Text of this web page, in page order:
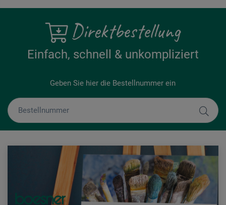
Direktbestellung
Einfach, schnell & unkompliziert
Geben Sie hier die Bestellnummer ein